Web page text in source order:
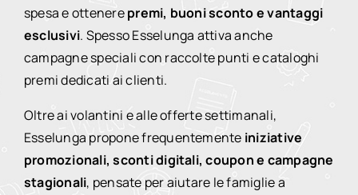
spesa e ottenerepremi, buoni sconto e vantaggi
esclusivi. Spesso Esselunga attiva anche
campagne speciali con raccolte punti e cataloghi
premi dedicati ai clienti.
Oltre ai volantini e alle offerte settimanali,
Esselunga propone frequentemente iniziative
promozionali, sconti digitali, coupon e campagne
stagionali, pensate per aiutare le famiglie a